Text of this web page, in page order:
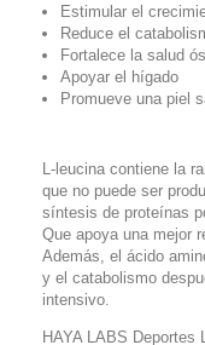
Estimular el
Reduce el
Fortalece la salud
Apoyar el hígado
Promueve una piel
L-leucina contiene la
que no puede ser
síntesis de proteínas
Que apoya una mejor
Además, el ácido
y el catabolismo
intensivo.
HAYA LABS